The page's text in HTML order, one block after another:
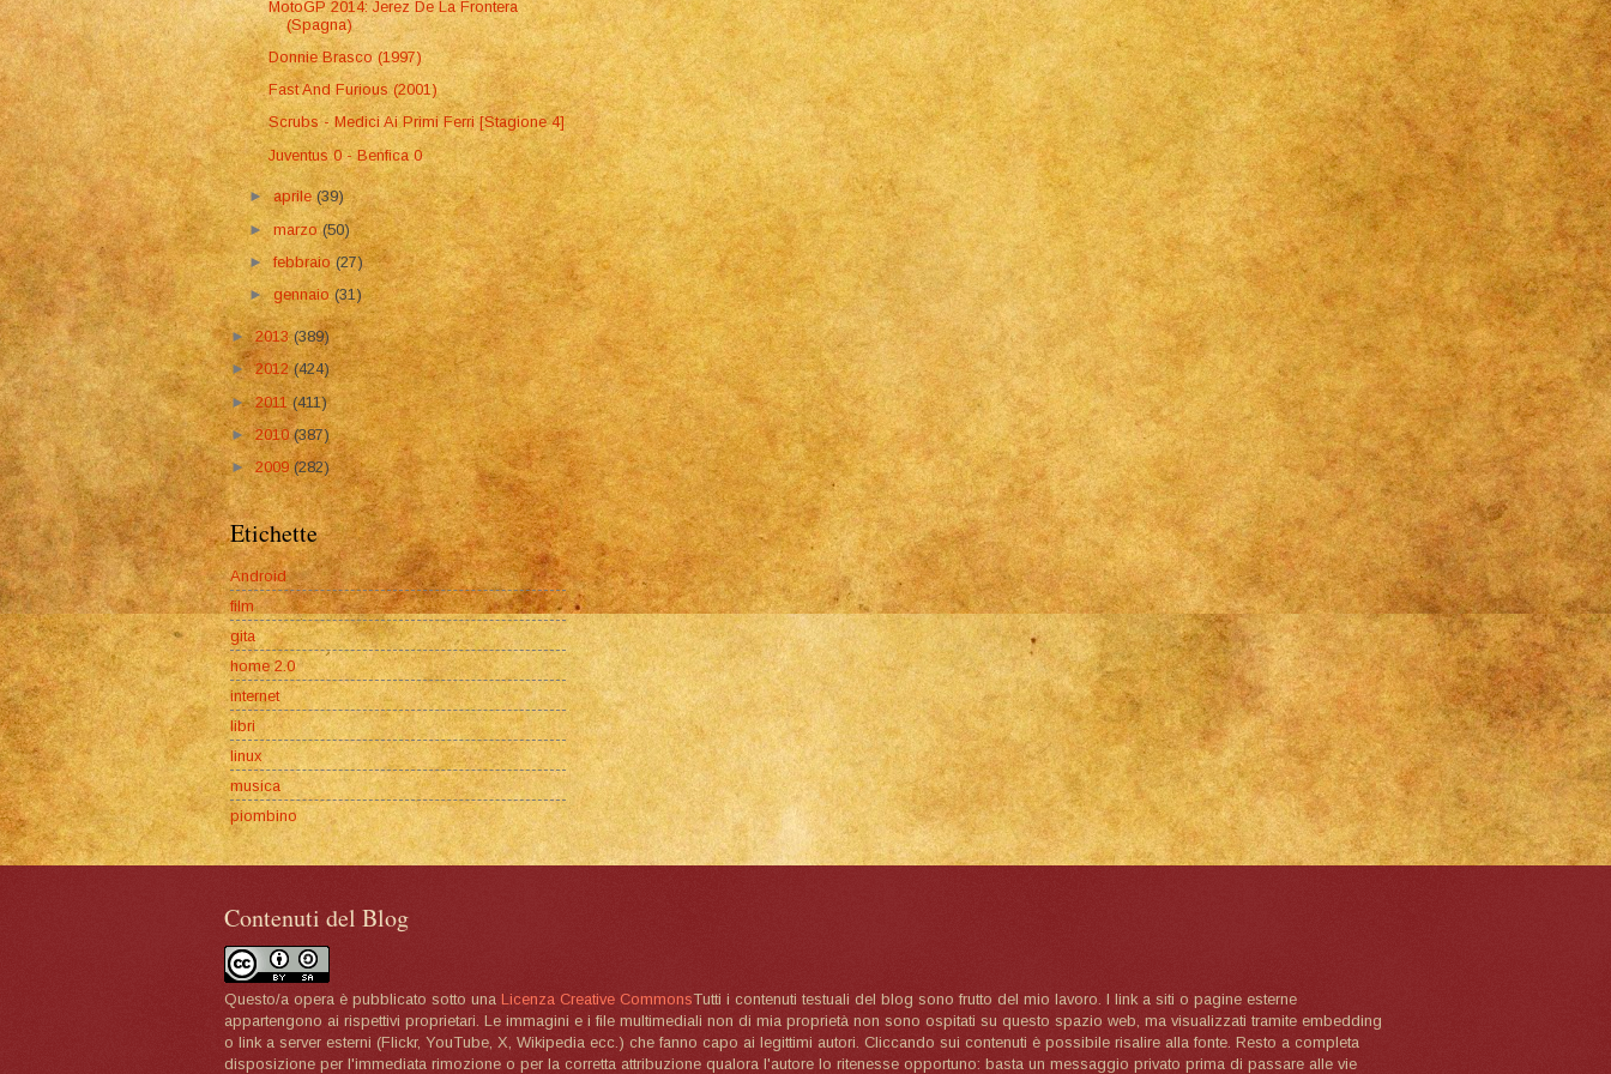
MotoGP 2014: Jerez De La Frontera
(Spagna)
Donnie Brasco (1997)
Fast And Furious (2001)
Scrubs - Medici Ai Primi Ferri [Stagione 4]
Juventus 0 - Benfica 0
►aprile(39)
►marzo(50)
►febbraio(27)
►gennaio(31)
►2013(389)
►2012(424)
►2011(411)
►2010(387)
►2009 (282)
Etichette
Android
film
gita
home 2.0
internet
libri
linux
musica
piombino
Contenuti del Blog
Questo/a opera è pubblicato sotto una Licenza Creative CommonsTutti i contenuti testuali del blog sono frutto del mio lavoro. I link a siti o pagine esterne
appartengono ai rispettivi proprietari. Le immagini e i file multimediali non di mia proprietà non sono ospitati su questo spazio web, ma visualizzati tramite embedding
o link a server esterni (Flickr, YouTube, X, Wikipedia ecc.) che fanno capo ai legittimi autori. Cliccando sui contenuti è possibile risalire alla fonte. Resto a completa
disposizione per l'immediata rimozione o per la corretta attribuzione qualora l'autore lo ritenesse opportuno: basta un messaggio privato prima di passare alle vie